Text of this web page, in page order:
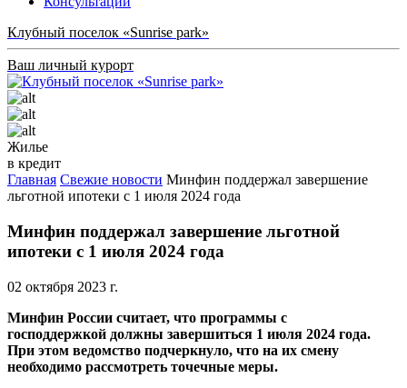
Клубный поселок «Sunrise park»
Ваш личный курорт
Жилье
в кредит
Главная Свежие новости Минфин поддержал завершение
льготной ипотеки с 1 июля 2024 года
Минфин поддержал завершение льготной
ипотеки с 1 июля 2024 года
02 октября 2023 г.
Минфин России считает, что программы с
господдержкой должны завершиться 1 июля 2024 года.
При этом ведомство подчеркнуло, что на их смену
необходимо рассмотреть точечные меры.